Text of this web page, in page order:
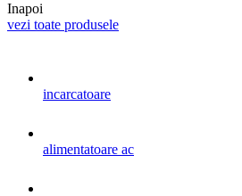
Inapoi
vezi toate produsele
incarcatoare
alimentatoare ac